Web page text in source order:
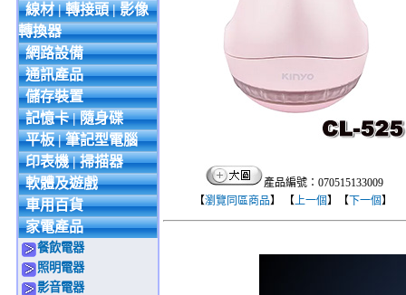
線材 | 轉接頭 | 影像
轉換器
網路設備
通訊產品
儲存裝置
記憶卡 | 隨身碟
平板 | 筆記型電腦
印表機 | 掃描器
軟體及遊戲
車用百貨
家電產品
餐飲電器
照明電器
影音電器
產品編號：070515133009
【瀏覽同區商品】 【上一個】【 下一個】